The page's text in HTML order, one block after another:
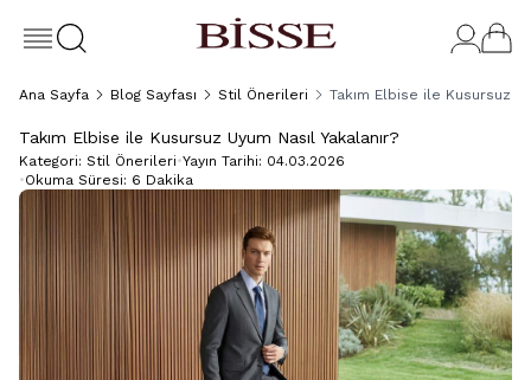
Ana Sayfa Blog Sayfası Stil Önerileri Takım Elbise ile Kusursuz
Takım Elbise ile Kusursuz Uyum Nasıl Yakalanır?
Kategori: Stil Önerileri•Yayın Tarihi: 04.03.2026
•Okuma Süresi: 6 Dakika